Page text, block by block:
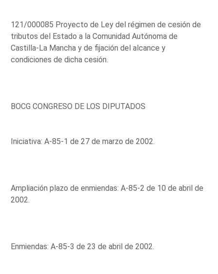
121/000085 Proyecto de Ley del régimen de cesión de
tributos del Estado a la Comunidad Autónoma de
Castilla-La Mancha y de fijación del alcance y
condiciones de dicha cesión.
BOCG CONGRESO DE LOS DIPUTADOS
Iniciativa: A-85-1 de 27 de marzo de 2002.
Ampliación plazo de enmiendas: A-85-2 de 10 de abril de
2002.
Enmiendas: A-85-3 de 23 de abril de 2002.